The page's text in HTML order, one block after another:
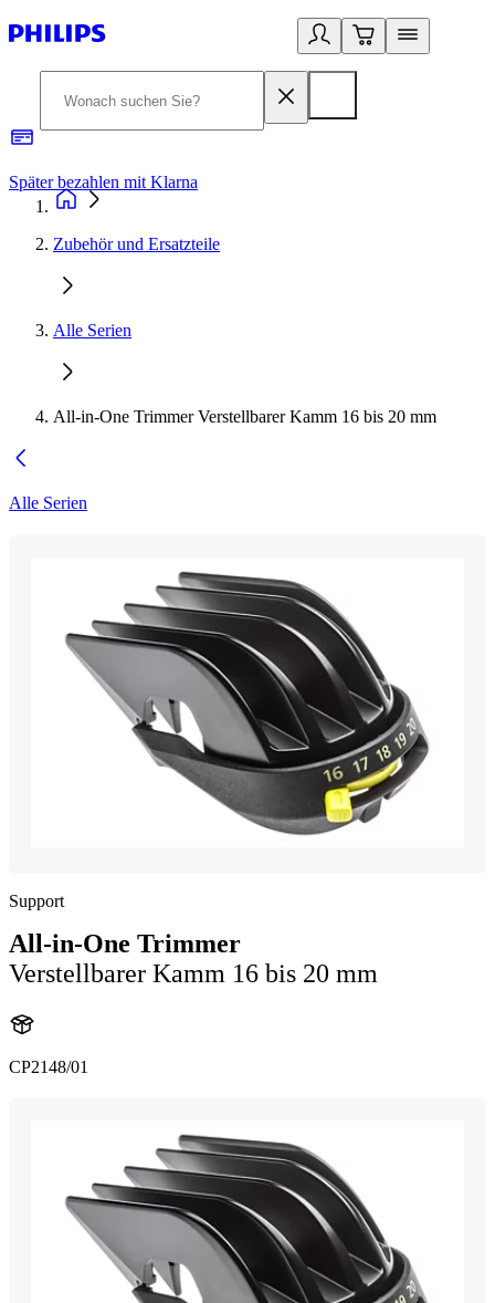
Später bezahlen mit Klarna
Zubehör und Ersatzteile
Alle Serien
All-in-One Trimmer Verstellbarer Kamm 16 bis 20 mm
Alle Serien
Support
All-in-One Trimmer
Verstellbarer Kamm 16 bis 20 mm
CP2148/01